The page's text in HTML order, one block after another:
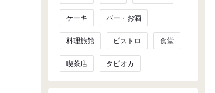
ケーキ バー・お酒
料理旅館 ビストロ 食堂
喫茶店 タピオカ